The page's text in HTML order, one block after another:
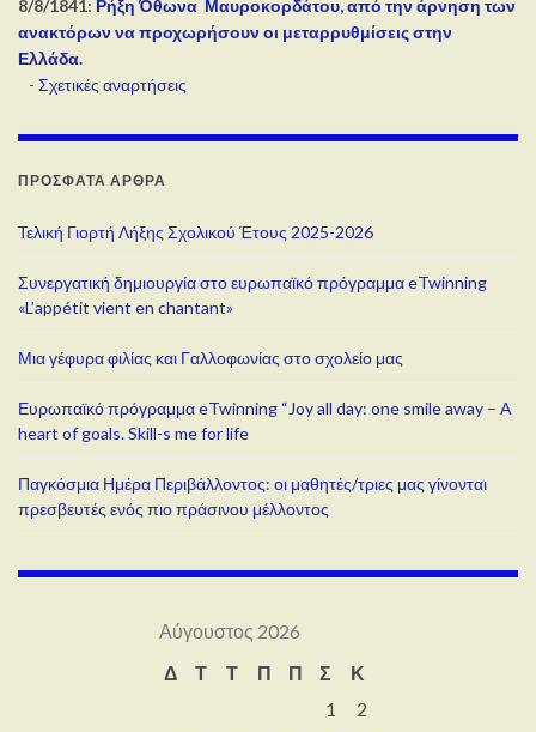
8/8/1841: Ρήξη Όθωνα  Μαυροκορδάτου, από την άρνηση των
ανακτόρων να προχωρήσουν οι μεταρρυθμίσεις στην
Ελλάδα.
- Σχετικές αναρτήσεις
ΠΡΌΣΦΑΤΑ ΆΡΘΡΑ
Τελική Γιορτή Λήξης Σχολικού Έτους 2025-2026
Συνεργατική δημιουργία στο ευρωπαϊκό πρόγραμμα eTwinning
«L’appétit vient en chantant»
Μια γέφυρα φιλίας και Γαλλοφωνίας στο σχολείο μας
Ευρωπαϊκό πρόγραμμα eTwinning “Joy all day: one smile away – A
heart of goals. Skill-s me for life
Παγκόσμια Ημέρα Περιβάλλοντος: οι μαθητές/τριες μας γίνονται
πρεσβευτές ενός πιο πράσινου μέλλοντος
Αύγουστος 2026
Δ
Τ Τ Π Π Σ
Κ
1
2